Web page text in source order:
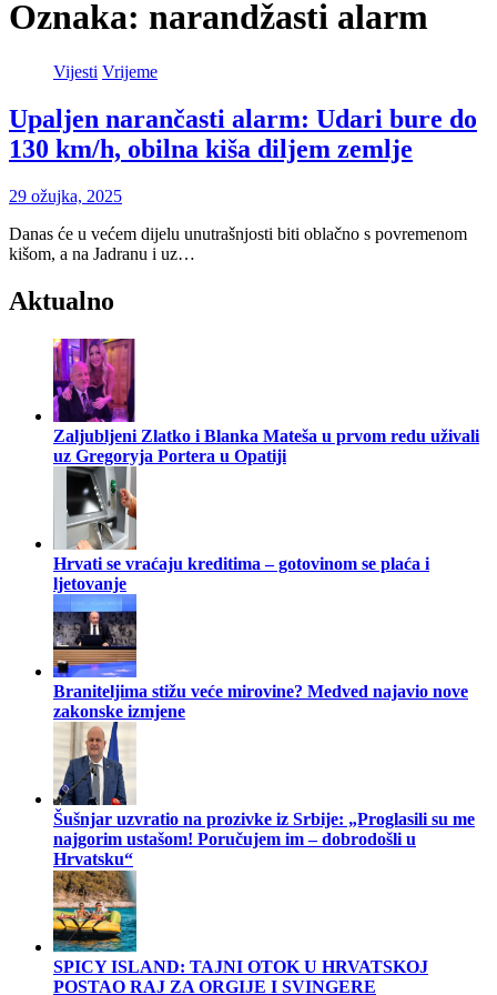
Oznaka: narandžasti alarm
Vijesti Vrijeme
Upaljen narančasti alarm: Udari bure do
130 km/h, obilna kiša diljem zemlje
29 ožujka, 2025
Danas će u većem dijelu unutrašnjosti biti oblačno s povremenom
kišom, a na Jadranu i uz…
Aktualno
Zaljubljeni Zlatko i Blanka Mateša u prvom redu uživali
uz Gregoryja Portera u Opatiji
Hrvati se vraćaju kreditima – gotovinom se plaća i
ljetovanje
Braniteljima stižu veće mirovine? Medved najavio nove
zakonske izmjene
Šušnjar uzvratio na prozivke iz Srbije: „Proglasili su me
najgorim ustašom! Poručujem im – dobrodošli u
Hrvatsku“
SPICY ISLAND: TAJNI OTOK U HRVATSKOJ
POSTAO RAJ ZA ORGIJE I SVINGERE